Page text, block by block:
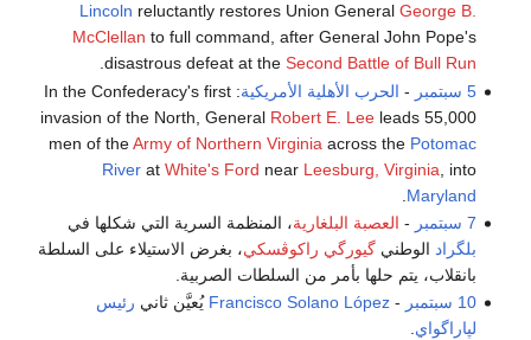
Lincoln reluctantly restores Union General George B.
McClellan to full command, after General John Pope's
disastrous defeat at the Second Battle of Bull Run
5 سبتمبر
- الحرب الأهلية الأمريكية : In the Confederacy's first
invasion of the North, General Robert E. Leeleads 55,000
men of theArmy of Northern Virginia across the Potomac
Riverat White's Ford near Leesburg, Virginia , into
Maryland
7 سبتمبر
- العصبة البلغارية، المنظمة السرية التي شكلها في
بلگراد الوطنيگيورگي راكوڤسكي، بغرض الاستيلاء على السلطة
بانقلاب، يتم حلها بأمر من السلطات الصربية.
10 سبتمبر
-
Francisco Solano López يُعيَّن ثاني رئيس
لپاراگواي.